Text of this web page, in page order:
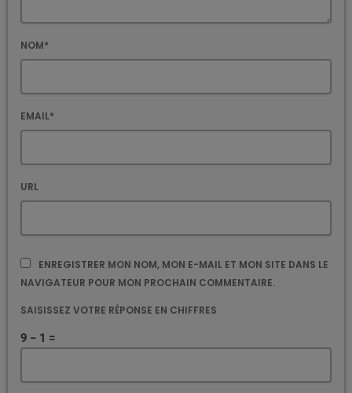
NOM*
EMAIL*
URL
ENREGISTRER MON NOM, MON E-MAIL ET MON SITE DANS LE
NAVIGATEUR POUR MON PROCHAIN COMMENTAIRE.
SAISISSEZ VOTRE RÉPONSE EN CHIFFRES
9 − 1 =